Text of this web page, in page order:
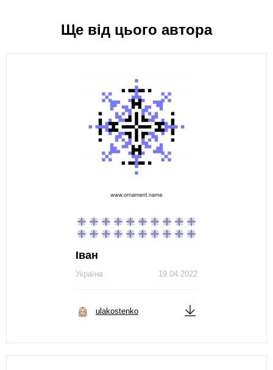
Ще від цього автора
Іван
19.04.2022
Україна
ulakostenko